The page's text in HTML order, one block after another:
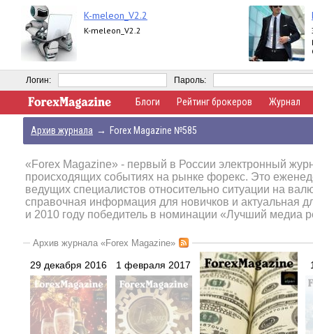
K-meleon_V2.2
K-meleon_V2.2
Логин: Пароль:
Блоги Рейтинг брокеров Журнал
Архив журнала → Forex Magazine №585
«Forex Magazine» - первый в России электронный
происходящих событиях на рынке форекс. Это
ведущих специалистов относительно ситуации на
справочная информация для новичков и актуальная
и 2010 году победитель в номинации «Лучший медиа
Архив журнала «Forex Magazine»
29 декабря 2016 1 февраля 2017